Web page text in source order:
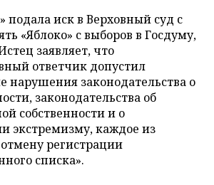
подала иск в Верховный суд с
«Яблоко» с выборов в Госдуму,
заявляет, что
ответчик допустил
нарушения законодательства о
законодательства об
собственности и о
экстремизму, каждое из
регистрации
списка».